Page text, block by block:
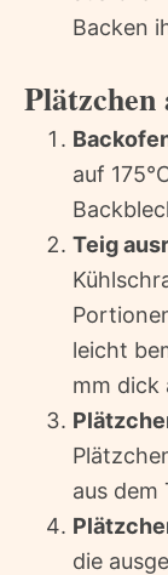
Backen
Plätzchen
auf
Teig
leicht
mm dick
aus dem
die